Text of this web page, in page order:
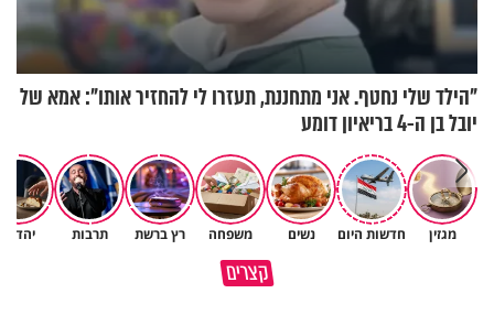
"הילד שלי נחטף. אני מתחננת, תעזרו לי להחזיר אותו": אמא של
יובל בן ה-4 בריאיון דומע
מגזין חדשות היום נשים משפחה רץ ברשת תרבות יהדות
קצרים
מזמור כ׳ בתהילים - סגולה
במבט לאחור - האם התקופה